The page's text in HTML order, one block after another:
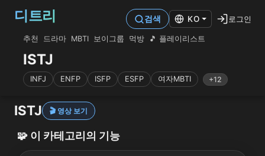
디트리
추천 드라마 MBTI 보이그룹 먹방 🎵 플레이리스트
ISTJ
INFJ ENFP ISFP ESFP 여자MBTI +12
검색 KO 로그인
ISTJ 🎬 영상 보기
🧩 이 카테고리의 기능